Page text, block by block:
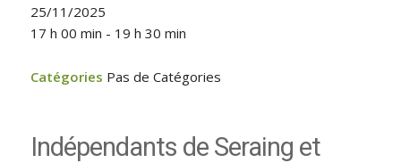
25/11/2025
17 h 00 min - 19 h 30 min
Catégories Pas de Catégories
Indépendants de Seraing et